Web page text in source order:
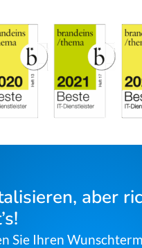
aber
Sie Ihren